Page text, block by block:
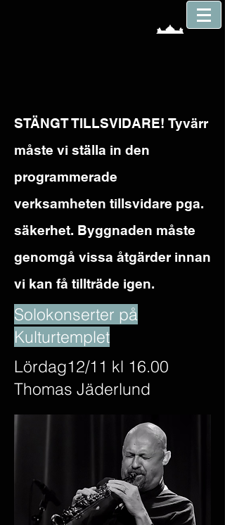
STÄNGT TILLSVIDARE! Tyvärr
måste vi ställa in den
programmerade
verksamheten tillsvidare pga.
säkerhet. Byggnaden måste
genomgå vissa åtgärder innan
vi kan få tillträde igen.
Solokonserter på
Kulturtemplet
Lördag12/11 kl 16.00
Thomas Jäderlund